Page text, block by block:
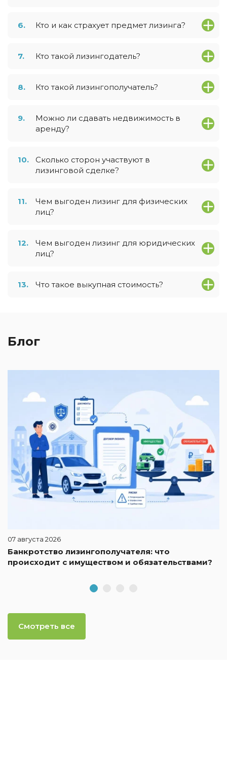
6. Кто и как страхует предмет лизинга?
7. Кто такой лизингодатель?
8. Кто такой лизингополучатель?
9.
Можно ли сдавать недвижимость в
аренду?
10.
Сколько сторон участвуют в
лизинговой сделке?
11.
Чем выгоден лизинг для физических
лиц?
12.
Чем выгоден лизинг для юридических
лиц?
13. Что такое выкупная стоимость?
Блог
07 августа 2026
Банкротство лизингополучателя: что
происходит с имуществом и обязательствами?
Смотреть все